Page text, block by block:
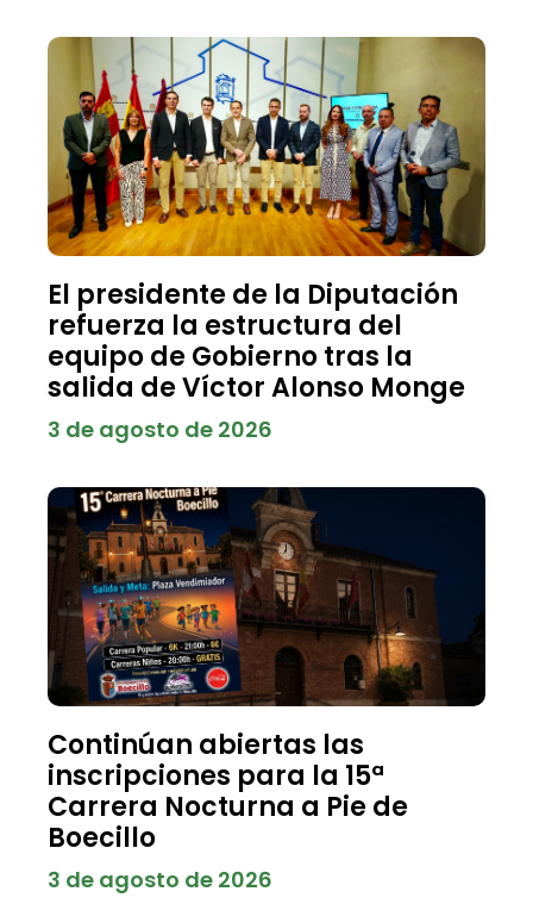
El presidente de la Diputación
refuerza la estructura del
equipo de Gobierno tras la
salida de Víctor Alonso Monge
3 de agosto de 2026
Continúan abiertas las
inscripciones para la 15ª
Carrera Nocturna a Pie de
Boecillo
3 de agosto de 2026